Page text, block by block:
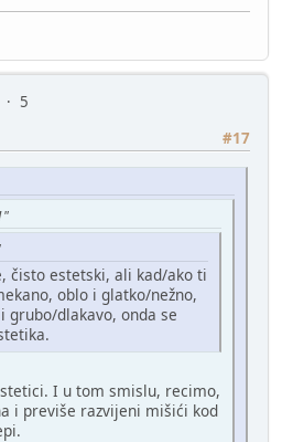
5
#17
čisto estetski, ali kad/ako ti
oblo i glatko/nežno,
grubo/dlakavo, onda se
I u tom smislu, recimo,
i previše razvijeni mišići kod